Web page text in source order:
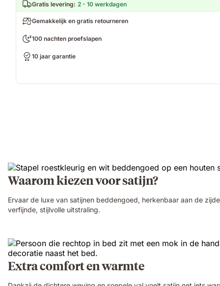
Gratis levering: 2 - 10 werkdagen
Gemakkelijk en gratis retourneren
100 nachten proefslapen
10 jaar garantie
Waarom kiezen voor satijn?
Ervaar de luxe van satijnen beddengoed, herkenbaar aan de
verfijnde, stijlvolle uitstraling.
Extra comfort en warmte